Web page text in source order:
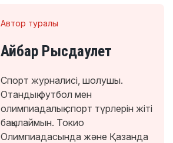
Автор туралы
Айбар Рысдаулет
Спорт журналисі, шолушы.
Отандық футбол мен
олимпиадалық спорт түрлерін жіті
бақылаймын. Токио
Олимпиадасында және Қазанда